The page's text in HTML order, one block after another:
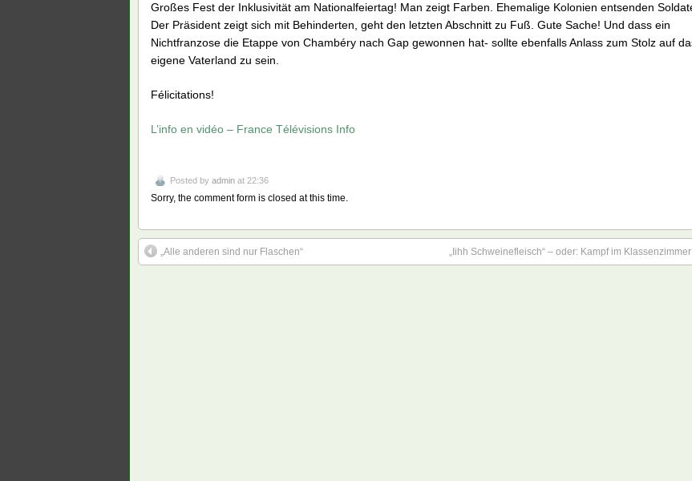
Großes Fest der Inklusivität am Nationalfeiertag! Man zeigt Farben. Ehemalige Kolonien entsenden
Der Präsident zeigt sich mit Behinderten, geht den letzten Abschnitt zu Fuß. Gute Sache! Und dass ein
Nichtfranzose die Etappe von Chambéry nach Gap gewonnen hat- sollte ebenfalls Anlass zum Stolz auf
eigene Vaterland zu sein.
Félicitations!
L’info en vidéo – France Télévisions Info
Posted by admin at 22:36
Sorry, the comment form is closed at this time.
„Alle anderen sind nur Flaschen“ „Iihh Schweinefleisch“ – oder: Kampf im